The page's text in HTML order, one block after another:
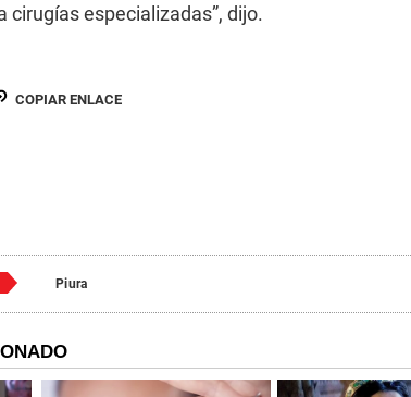
cirugías especializadas”, dijo.
COPIAR ENLACE
Piura